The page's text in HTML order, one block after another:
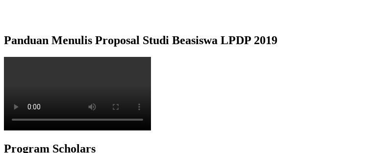
Panduan Menulis Proposal Studi Beasiswa LPDP 2019
Program Scholars